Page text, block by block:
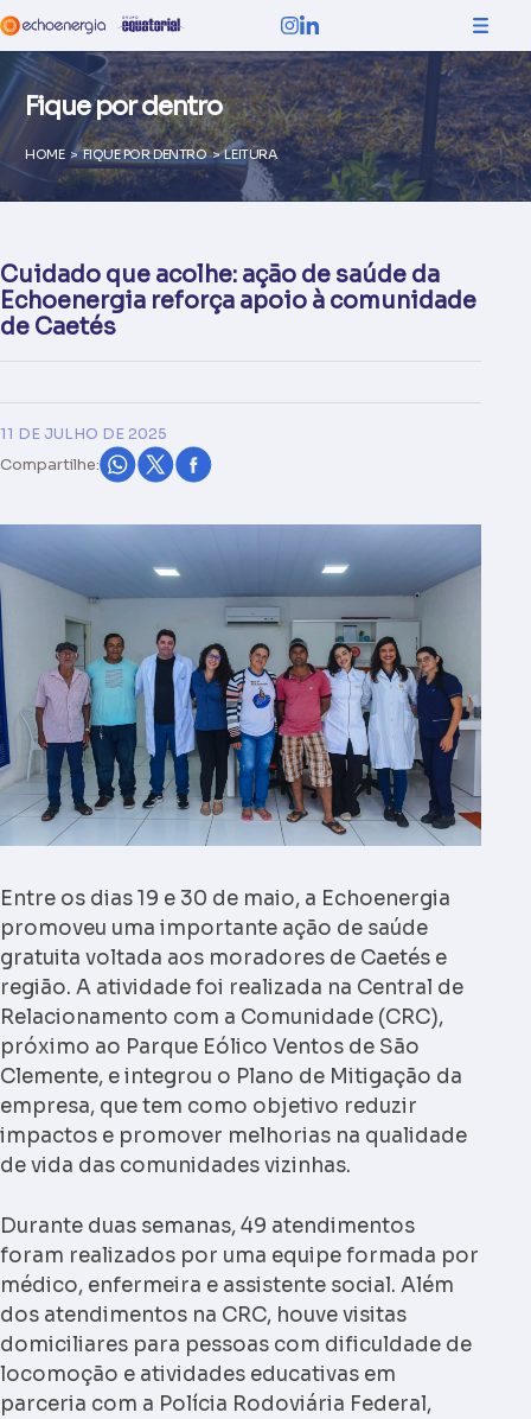
Fique por dentro
HOME > FIQUE POR DENTRO > LEITURA
Cuidado que acolhe: ação de saúde da
Echoenergia reforça apoio à comunidade
de Caetés
11 DE JULHO DE 2025
Compartilhe:
Entre os dias 19 e 30 de maio, a Echoenergia
promoveu uma importante ação de saúde
gratuita voltada aos moradores de Caetés e
região. A atividade foi realizada na Central de
Relacionamento com a Comunidade (CRC),
próximo ao Parque Eólico Ventos de São
Clemente, e integrou o Plano de Mitigação da
empresa, que tem como objetivo reduzir
impactos e promover melhorias na qualidade
de vida das comunidades vizinhas.
Durante duas semanas, 49 atendimentos
foram realizados por uma equipe formada por
médico, enfermeira e assistente social. Além
dos atendimentos na CRC, houve visitas
domiciliares para pessoas com dificuldade de
locomoção e atividades educativas em
parceria com a Polícia Rodoviária Federal,